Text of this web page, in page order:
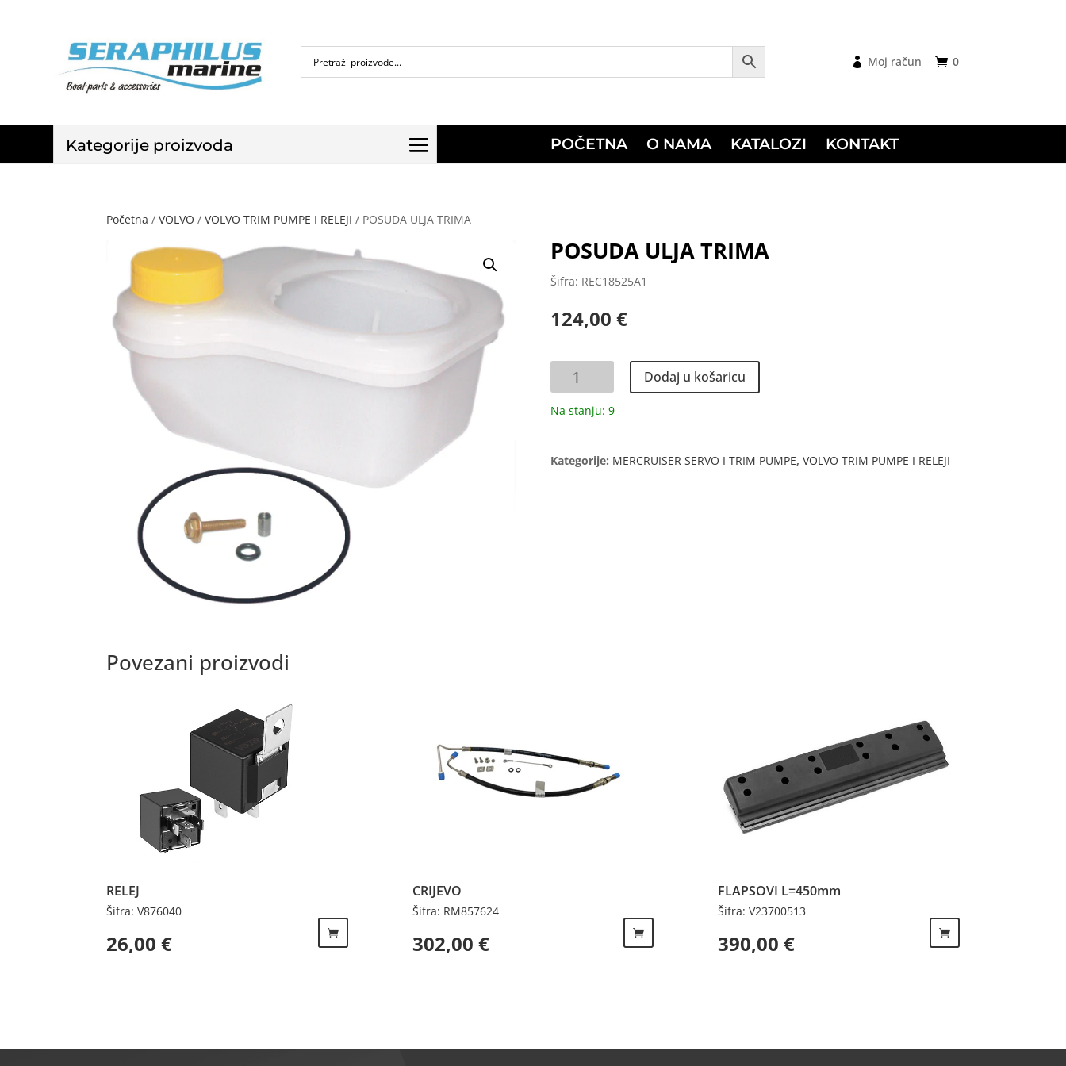
0
Moj račun
Kategorije proizvoda POČETNA O NAMA KATALOZI KONTAKT
Početna /VOLVO /VOLVO TRIM PUMPE I RELEJI / POSUDA ULJA TRIMA
POSUDA ULJA TRIMA
Šifra: REC18525A1
124,00 €
POSUDA
TRIMA
Dodaj u košaricu
Na stanju: 9
Kategorije: MERCRUISER SERVO I TRIM PUMPE, VOLVO TRIM PUMPE I RELEJI
Povezani proizvodi
RELEJ
Šifra: V876040
26,00€
CRIJEVO
Šifra: RM857624
302,00 €
FLAPSOVI L=450mm
Šifra: V23700513
390,00 €